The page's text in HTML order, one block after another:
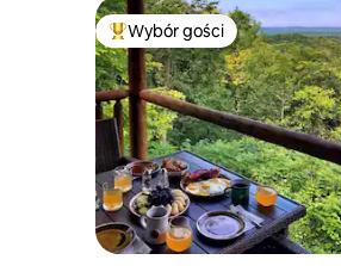
Najpopularniejsze z kategorii
Wybór gości